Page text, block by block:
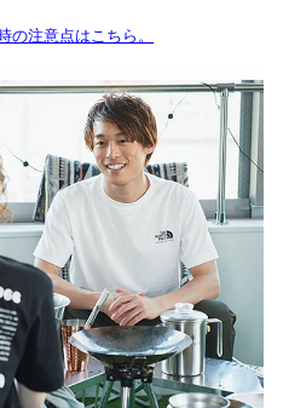
注意点はこちら。